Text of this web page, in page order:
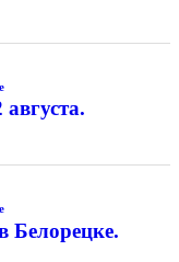
Белорецке.